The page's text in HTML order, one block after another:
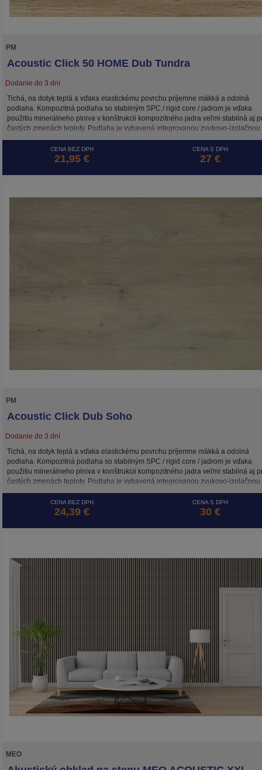
PM
Acoustic Click 50 HOME Dub Tundra
Dodanie do 3 dní
Tichá, na dotyk teplá a vďaka elastickému povrchu príjemne mäkká a odolná
podlaha. Kompozitná podlaha so stabilným SPC / rigid core / jadrom je vďaka
použitiu minerálneho plniva v konštrukcii kompozitného jadra veľmi stabilná aj
častých zmenách teploty. Podlaha je vybavená integrovanou zvukovo-izolačnou
dodatočných podložiek .
CENA BEZ DPH
21,95 €
CENA S DPH
27 €
PM
Acoustic Click Dub Soho
Dodanie do 3 dní
Tichá, na dotyk teplá a vďaka elastickému povrchu príjemne mäkká a odolná
podlaha. Kompozitná podlaha so stabilným SPC / rigid core / jadrom je vďaka
použitiu minerálneho plniva v konštrukcii kompozitného jadra veľmi stabilná aj
častých zmenách teploty. Podlaha je vybavená integrovanou zvukovo-izolačnou
podložkou, takže je možné ju pokladať priamo na podklad bez potreby použitia
dodatočných podložiek .
CENA BEZ DPH
24,39 €
CENA S DPH
30 €
MEO